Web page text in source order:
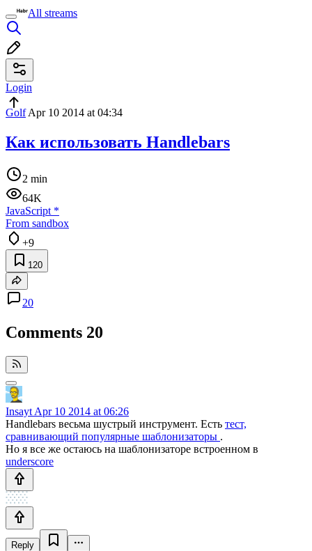
All streams
Login
GolfApr 10 2014 at 04:34
Как использовать Handlebars
2 min
64K
JavaScript *
From sandbox
+9
120
20
Comments 20
Insayt Apr 10 2014 at 06:26
Handlebars весьма шустрый инструмент. Есть тест,
сравнивающий популярные шаблонизаторы .
Но я все же остаюсь на шаблонизаторе встроенном в
underscore
Reply